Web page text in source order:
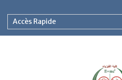
Accès Rapide